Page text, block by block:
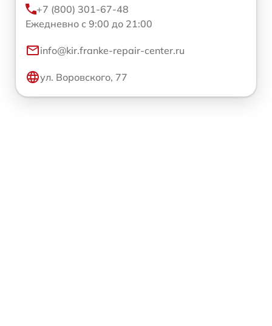
+7 (800) 301-67-48
Ежедневно с 9:00 до 21:00
info@kir.franke-repair-center.ru
ул. Воровского, 77